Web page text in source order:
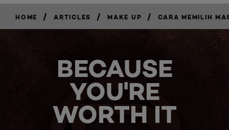
HOME / ARTICLES / MAKE UP / CARA MEMILIH
BECAUSE
YOU'RE
WORTH IT